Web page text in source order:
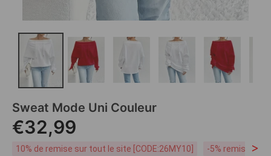
Sweat Mode Uni Couleur
€32,99
10% de remise sur tout le site [CODE:26MY10] -5% remise dès
>